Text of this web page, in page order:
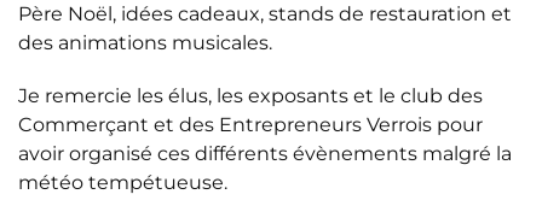
Père Noël, idées cadeaux, stands de restauration et
des animations musicales.
Je remercie les élus, les exposants et le club des
Commerçant et des Entrepreneurs Verrois pour
avoir organisé ces différents évènements malgré la
météo tempétueuse.